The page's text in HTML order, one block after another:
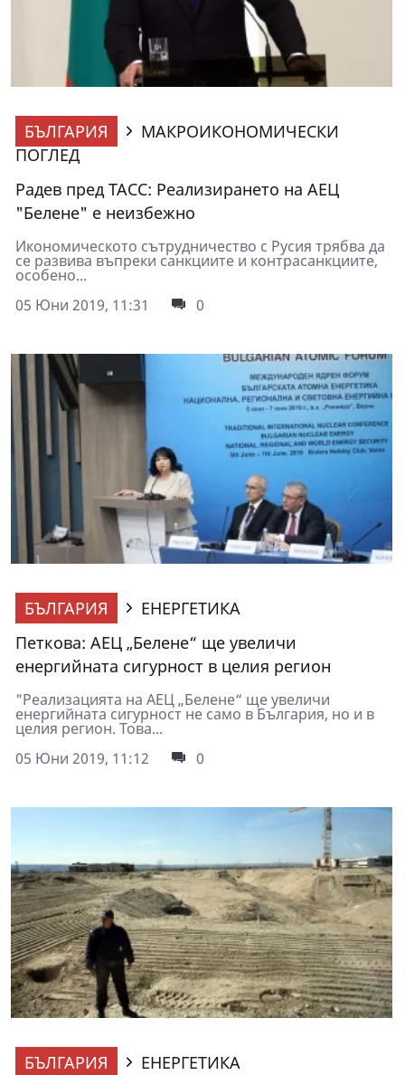
БЪЛГАРИЯ
МАКРОИКОНОМИЧЕСКИ
ПОГЛЕД
Радев пред ТАСС: Реализирането на АЕЦ
"Белене" е неизбежно
Икономическото сътрудничество с Русия трябва да
се развива въпреки санкциите и контрасанкциите,
особено...
05 Юни 2019, 11:31
0
БЪЛГАРИЯ
ЕНЕРГЕТИКА
Петкова: АЕЦ „Белене“ ще увеличи
енергийната сигурност в целия регион
"Реализацията на АЕЦ „Белене“ ще увеличи
енергийната сигурност не само в България, но и в
целия регион. Това...
05 Юни 2019, 11:12
0
БЪЛГАРИЯ ЕНЕРГЕТИКА